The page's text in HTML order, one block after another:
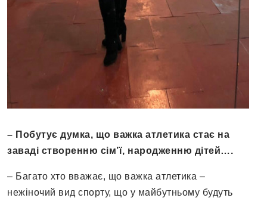
– Побутує думка, що важка атлетика стає на
заваді створенню сім’ї, народженню дітей….
– Багато хто вважає, що важка атлетика –
нежіночий вид спорту, що у майбутньому будуть